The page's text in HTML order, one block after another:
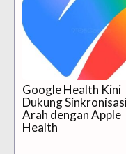
Google Health Kini
Dukung
Arah dengan Apple
Health